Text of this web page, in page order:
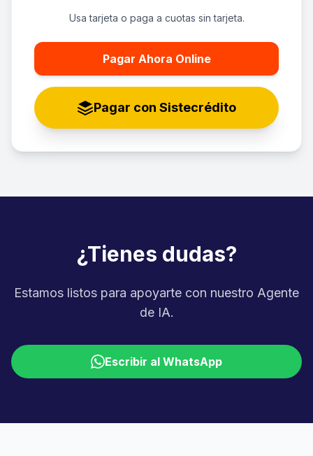
Usa tarjeta o paga a cuotas sin tarjeta.
Pagar Ahora Online
Pagar con Sistecrédito
¿Tienes dudas?
Estamos listos para apoyarte con nuestro Agente
de IA.
Escribir al WhatsApp